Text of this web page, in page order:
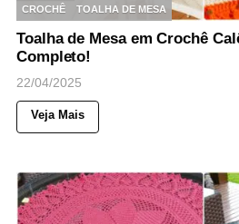
CROCHÊ
TOALHA DE MESA
Toalha de Mesa em Crochê
Completo!
22/04/2025
Veja Mais